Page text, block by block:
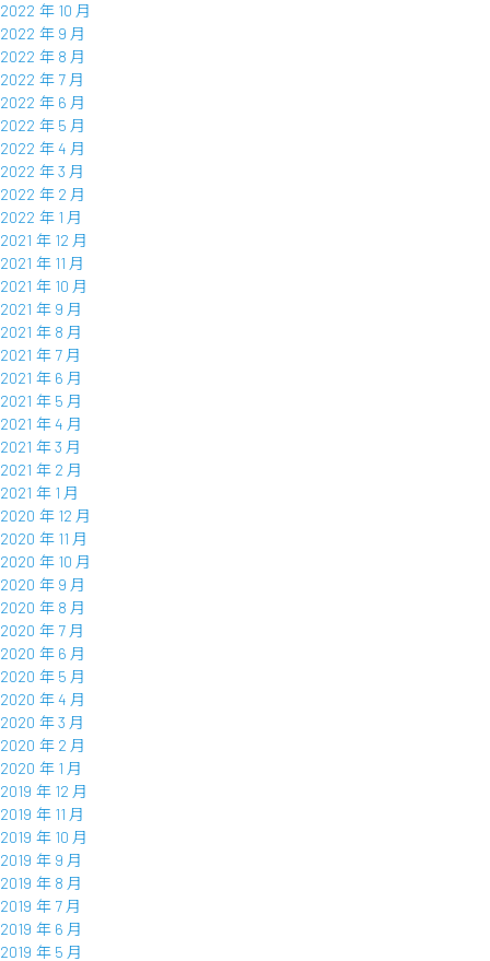
2022 年 10 月
2022 年 9 月
2022 年 8 月
2022 年 7 月
2022 年 6 月
2022 年 5 月
2022 年 4 月
2022 年 3 月
2022 年 2 月
2022 年 1 月
2021 年 12 月
2021 年 11 月
2021 年 10 月
2021 年 9 月
2021 年 8 月
2021 年 7 月
2021 年 6 月
2021 年 5 月
2021 年 4 月
2021 年 3 月
2021 年 2 月
2021 年 1 月
2020 年 12 月
2020 年 11 月
2020 年 10 月
2020 年 9 月
2020 年 8 月
2020 年 7 月
2020 年 6 月
2020 年 5 月
2020 年 4 月
2020 年 3 月
2020 年 2 月
2020 年 1 月
2019 年 12 月
2019 年 11 月
2019 年 10 月
2019 年 9 月
2019 年 8 月
2019 年 7 月
2019 年 6 月
2019 年 5 月